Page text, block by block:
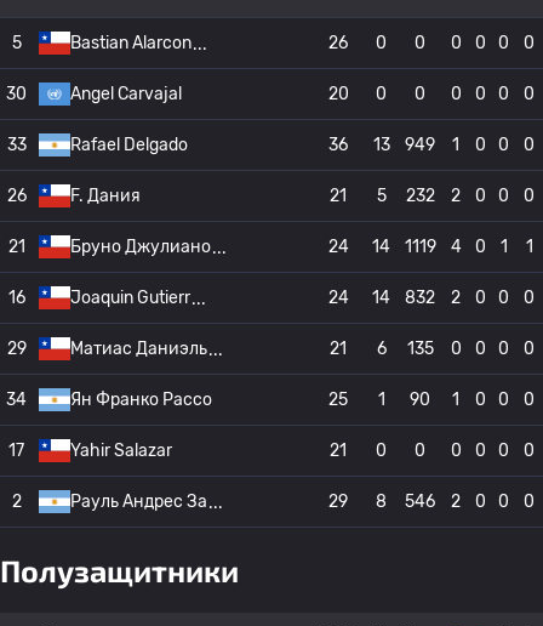
5 Bastian Alarcon 26 0 0 0 0 0 0
30 Angel Carvajal 20 0 0 0 0 0 0
33 Rafael Delgado 36 13 949 1 0 0 0
26 F. Дания 21 5 232 2 0 0 0
21 Бруно Джулиано 24 14 1119 4 0 1 1
16 Joaquin Gutierr 24 14 832 2 0 0 0
29 Матиас Даниэль 21 6 135 0 0 0 0
34 Ян Франко Рассо 25 1 90 1 0 0 0
17 Yahir Salazar 21 0 0 0 0 0 0
2 Рауль Андрес За 29 8 546 2 0 0 0
Полузащитники